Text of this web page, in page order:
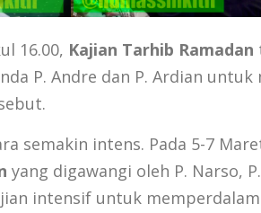
16.00, Kajian Tarhib Ramadan
P. Andre dan P. Ardian
semakin intens. Pada 5-7
yang digawangi oleh P. Narso,
intensif untuk